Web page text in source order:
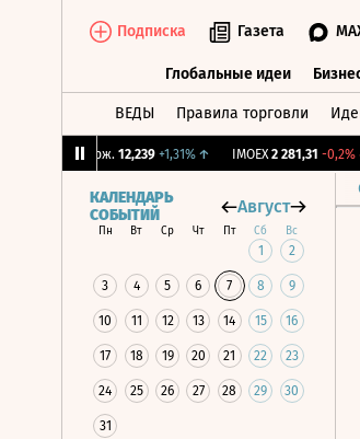
Подписка Газета
Глобальные идеи
ВЕДЫ Правила торговли
CNY Бирж. 12,239 +1,31%↑ IMOEX 2 281,31 -0,2%↓
КАЛЕНДАРЬ
СОБЫТИЙ
Август
Пн Вт Ср Чт Пт Сб Вс
1 2
3 4 5 6 7 8 9
10 11 12 13 14 15 16
17 18 19 20 21 22 23
24 25 26 27 28 29 30
31